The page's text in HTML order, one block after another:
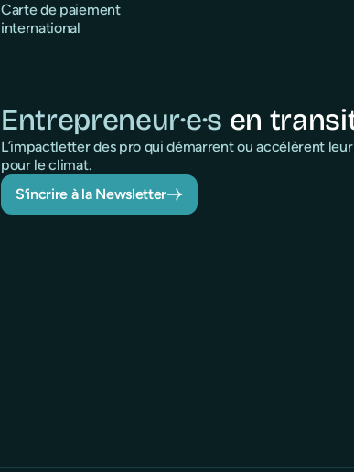
Carte de paiement
international
Entrepreneur·e·s en
L’impactletter des pro qui démarrent ou accélèrent
pour le climat.
S’incrire à la Newsletter